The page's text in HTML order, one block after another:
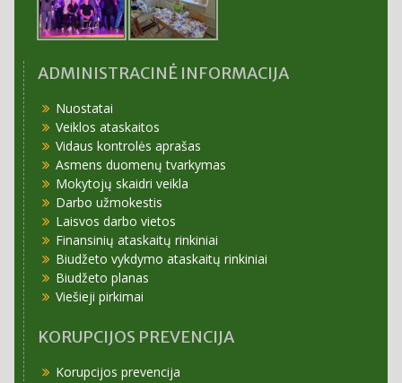
ADMINISTRACINĖ INFORMACIJA
Nuostatai
Veiklos ataskaitos
Vidaus kontrolės aprašas
Asmens duomenų tvarkymas
Mokytojų skaidri veikla
Darbo užmokestis
Laisvos darbo vietos
Finansinių ataskaitų rinkiniai
Biudžeto vykdymo ataskaitų rinkiniai
Biudžeto planas
Viešieji pirkimai
KORUPCIJOS PREVENCIJA
Korupcijos prevencija